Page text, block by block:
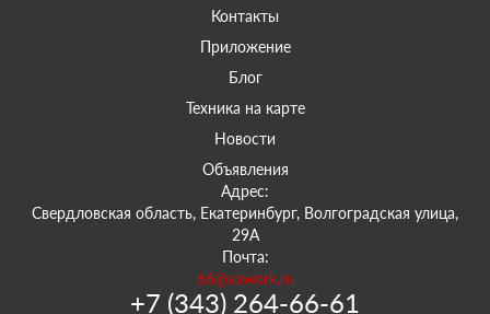
Контакты
Приложение
Блог
Техника на карте
Новости
Объявления
Адрес:
Свердловская область, Екатеринбург, Волгоградская улица,
29А
Почта:
66@sowork.ru
+7 (343) 264-66-61